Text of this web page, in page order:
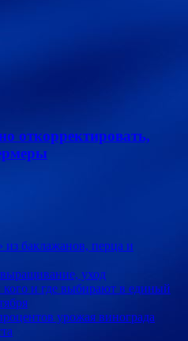
откорректировать,
из баклажанов, перца и
выращивание, уход
и где выбирают в единый
урожая винограда